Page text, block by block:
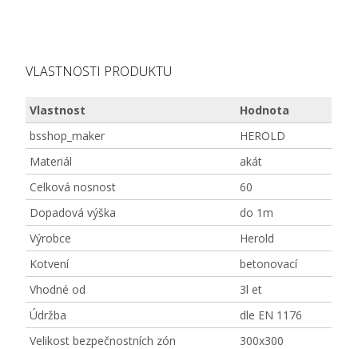
VLASTNOSTI PRODUKTU
Vlastnost
Hodnota
bsshop_maker
HEROLD
Materiál
akát
Celková nosnost
60
Dopadová výška
do 1m
Výrobce
Herold
Kotvení
betonovací
Vhodné od
3l et
Údržba
dle EN 1176
Velikost bezpečnostních zón
300x300